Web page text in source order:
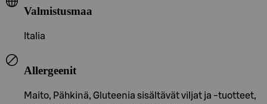
Valmistusmaa
Italia
Allergeenit
Maito, Pähkinä, Gluteenia sisältävät viljat ja -tuotteet,